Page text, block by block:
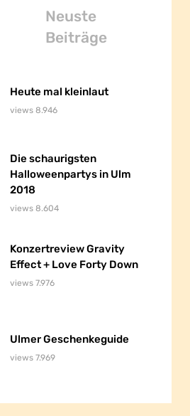
Neuste
Beiträge
Heute mal kleinlaut
Heute mal kleinlaut
views 8.946
Die schaurigsten
Halloweenpartys in Ulm
2018
Die schaurigsten
Halloweenpartys in Ulm
2018
views 8.604
Konzertreview Gravity
Effect + Love Forty Down
Konzertreview Gravity
Effect + Love Forty Down
views 7.976
Ulmer Geschenkeguide
Ulmer Geschenkeguide
views 7.969